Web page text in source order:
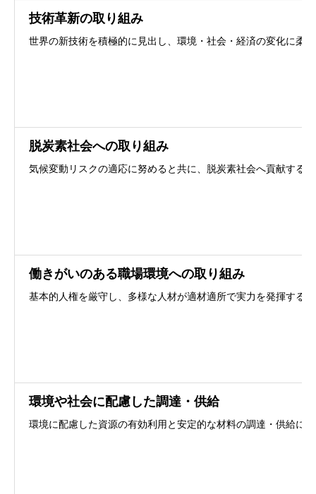
技術革新の取り組み
世界の新技術を積極的に見出し、環境・社会・経済の変化に柔
脱炭素社会への取り組み
気候変動リスクの適応に努めると共に、脱炭素社会へ貢献する
働きがいのある職場環境への取り組み
基本的人権を厳守し、多様な人材が適材適所で実力を発揮する
環境や社会に配慮した調達・供給
環境に配慮した資源の有効利用と安定的な材料の調達・供給に